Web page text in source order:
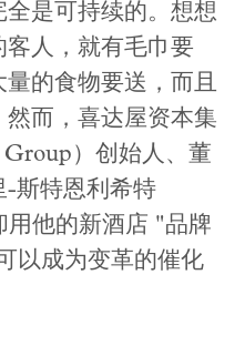
是可持续的。想想
人，就有毛巾要
的食物要送，而且
而，喜达屋资本集
）创始人、董
-斯特恩利希特
用他的新酒店 "品牌
以成为变革的催化